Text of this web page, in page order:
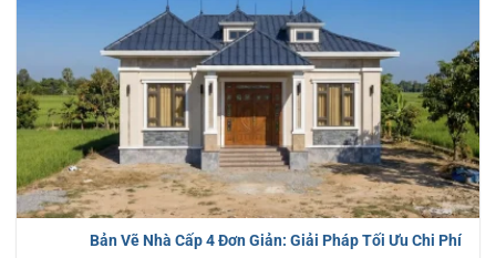
Bản Vẽ Nhà Cấp 4 Đơn Giản: Giải Pháp Tối Ưu Chi Phí